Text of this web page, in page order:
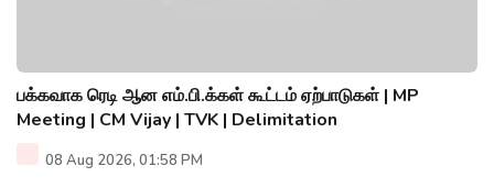
பக்கவாக ரெடி ஆன எம்.பி.க்கள் கூட்டம் ஏற்பாடுகள் | MP
Meeting | CM Vijay | TVK | Delimitation
08 Aug 2026, 01:58 PM